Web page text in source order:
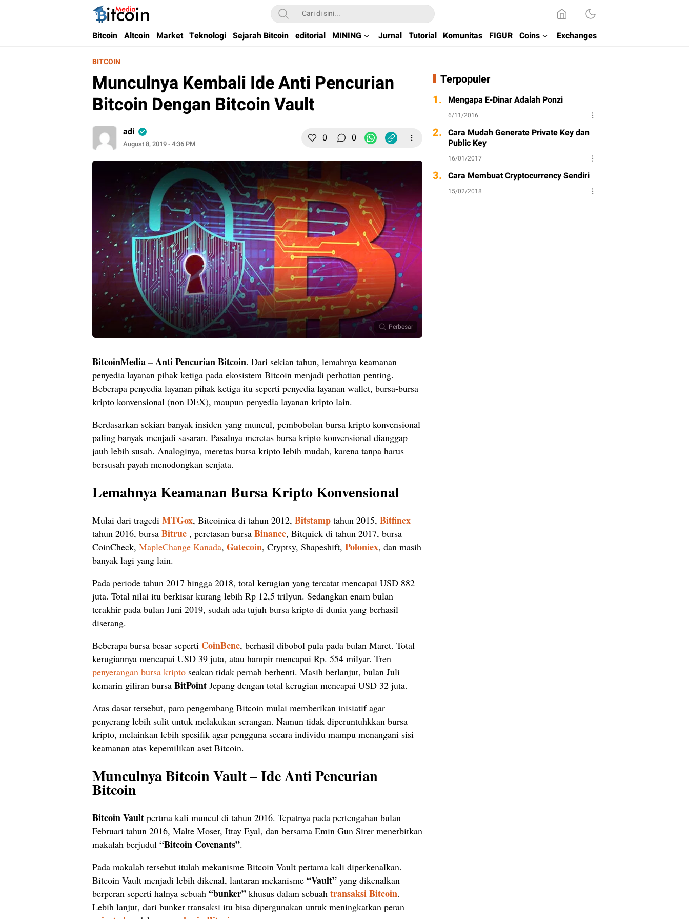
Bitcoin Media Indonesia
Media Bitcoin dan Cryptocurrency, dan Blockchain di Indonesia
Bitcoin Altcoin Market Teknologi Sejarah Bitcoin editorial MINING Jurnal Tutorial Komunitas FIGUR Coins Exchanges
BITCOIN
Munculnya Kembali Ide Anti Pencurian
Bitcoin Dengan Bitcoin Vault
adi
August 8, 2019 - 4:36 PM 0 0
Perbesar
BitcoinMedia – Anti Pencurian Bitcoin. Dari sekian tahun, lemahnya keamanan
penyedia layanan pihak ketiga pada ekosistem Bitcoin menjadi perhatian penting.
Beberapa penyedia layanan pihak ketiga itu seperti penyedia layanan wallet, bursa-bursa
kripto konvensional (non DEX), maupun penyedia layanan kripto lain.
Berdasarkan sekian banyak insiden yang muncul, pembobolan bursa kripto konvensional
paling banyak menjadi sasaran. Pasalnya meretas bursa kripto konvensional dianggap
jauh lebih susah. Analoginya, meretas bursa kripto lebih mudah, karena tanpa harus
bersusah payah menodongkan senjata.
Lemahnya Keamanan Bursa Kripto Konvensional
Mulai dari tragedi MTGox, Bitcoinica di tahun 2012, Bitstamp tahun 2015, Bitfinex
tahun 2016, bursa Bitrue , peretasan bursa Binance, Bitquick di tahun 2017, bursa
CoinCheck, MapleChange Kanada, Gatecoin, Cryptsy, Shapeshift, Poloniex, dan masih
banyak lagi yang lain.
Pada periode tahun 2017 hingga 2018, total kerugian yang tercatat mencapai USD 882
juta. Total nilai itu berkisar kurang lebih Rp 12,5 trilyun. Sedangkan enam bulan
terakhir pada bulan Juni 2019, sudah ada tujuh bursa kripto di dunia yang berhasil
diserang.
Beberapa bursa besar seperti CoinBene, berhasil dibobol pula pada bulan Maret. Total
kerugiannya mencapai USD 39 juta, atau hampir mencapai Rp. 554 milyar. Tren
penyerangan bursa kripto seakan tidak pernah berhenti. Masih berlanjut, bulan Juli
kemarin giliran bursa BitPoint Jepang dengan total kerugian mencapai USD 32 juta.
Atas dasar tersebut, para pengembang Bitcoin mulai memberikan inisiatif agar
penyerang lebih sulit untuk melakukan serangan. Namun tidak diperuntuhkkan bursa
kripto, melainkan lebih spesifik agar pengguna secara individu mampu menangani sisi
keamanan atas kepemilikan aset Bitcoin.
Munculnya Bitcoin Vault – Ide Anti Pencurian
Bitcoin
Bitcoin Vault pertma kali muncul di tahun 2016. Tepatnya pada pertengahan bulan
Februari tahun 2016, Malte Moser, Ittay Eyal, dan bersama Emin Gun Sirer menerbitkan
makalah berjudul “Bitcoin Covenants”.
Pada makalah tersebut itulah mekanisme Bitcoin Vault pertama kali diperkenalkan.
Bitcoin Vault menjadi lebih dikenal, lantaran mekanisme “Vault” yang dikenalkan
berperan seperti halnya sebuah “bunker” khusus dalam sebuah transaksi Bitcoin.
Lebih lanjut, dari bunker transaksi itu bisa dipergunakan untuk meningkatkan peran
Terpopuler
1. Mengapa E-Dinar Adalah Ponzi
6/11/2016
2. Cara Mudah Generate Private Key dan
Public Key
16/01/2017
3. Cara Membuat Cryptocurrency Sendiri
15/02/2018